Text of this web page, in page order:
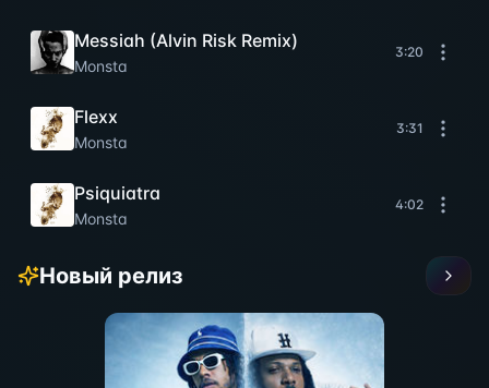
Messiah (Alvin Risk Remix)
Monsta
3:20
Flexx
Monsta
3:31
Psiquiatra
Monsta
4:02
Новый релиз